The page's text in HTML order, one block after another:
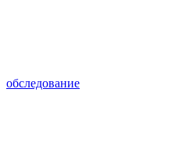
обследование